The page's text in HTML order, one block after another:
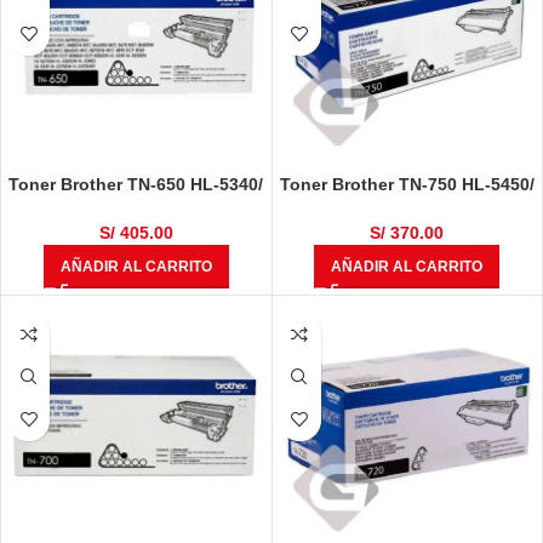
Toner Brother TN-650 HL-5340/
S/405.00
AÑADIR AL CARRITO
Toner Brother TN-750 HL-5450/
S/ 370.00
AÑADIR AL CARRITO